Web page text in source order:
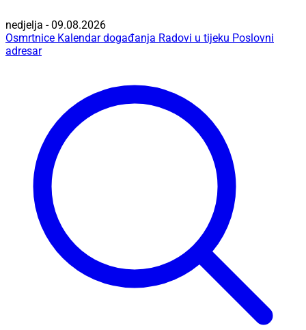
nedjelja - 09.08.2026
Osmrtnice Kalendar događanja Radovi u tijeku Poslovni
adresar